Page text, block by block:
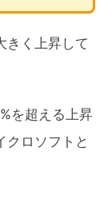
きく上昇して
を超える上昇
クロソフトと